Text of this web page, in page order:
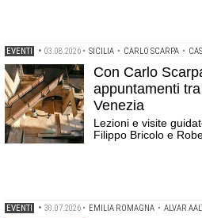
EVENTI • 03.08.2026 • SICILIA • CARLO SCARPA •
Con Carlo
appuntamenti
Venezia
Lezioni e visite
Filippo Bricolo e
EVENTI • 30.07.2026 • EMILIA ROMAGNA • ALVAR